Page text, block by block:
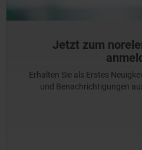
Jetzt zum
Erhalten Sie als Erstes
und Benachrichtigungen